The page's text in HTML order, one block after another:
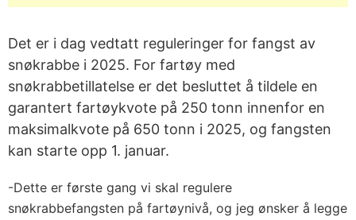
Det er i dag vedtatt reguleringer for fangst av
snøkrabbe i 2025. For fartøy med
snøkrabbetillatelse er det besluttet å tildele en
garantert fartøykvote på 250 tonn innenfor en
maksimalkvote på 650 tonn i 2025, og fangsten
kan starte opp 1. januar.
-Dette er første gang vi skal regulere
snøkrabbefangsten på fartøynivå, og jeg ønsker å legge